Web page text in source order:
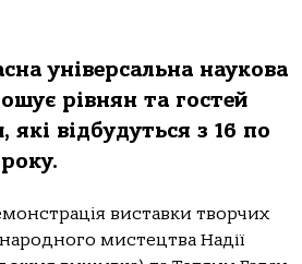
універсальна наукова
рівнян та гостей
які відбудуться з 16 по
виставки творчих
мистецтва Надії